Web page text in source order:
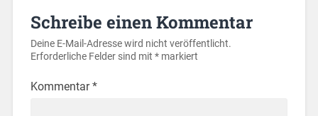
Schreibe einen Kommentar
Deine E-Mail-Adresse wird nicht veröffentlicht.
Erforderliche Felder sind mit *markiert
Kommentar*